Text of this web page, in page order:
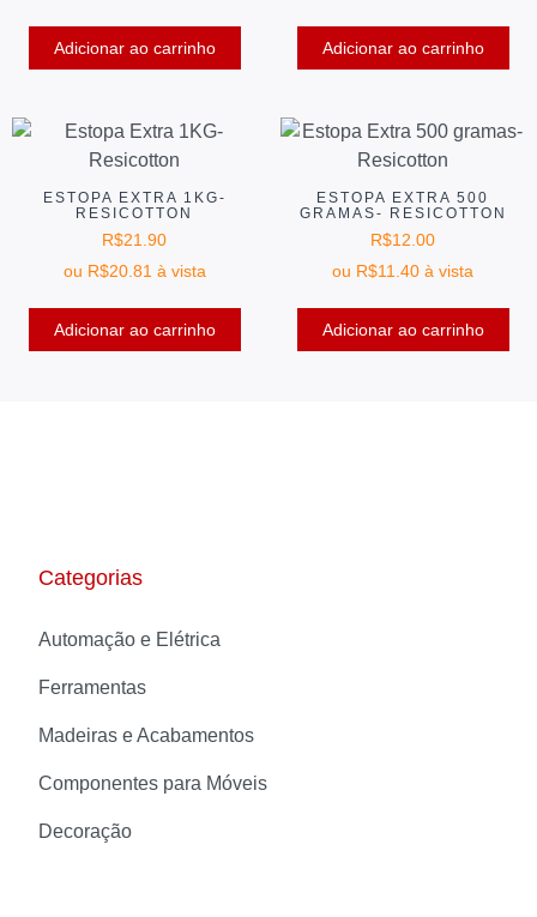
Adicionar ao carrinho Adicionar ao carrinho
ESTOPA EXTRA 1KG-
RESICOTTON
R$21.90
ou R$20.81 à vista
Adicionar ao carrinho
ESTOPA EXTRA 500
GRAMAS- RESICOTTON
R$12.00
ou R$11.40 à vista
Adicionar ao carrinho
Categorias
Automação e Elétrica
Ferramentas
Madeiras e Acabamentos
Componentes para Móveis
Decoração